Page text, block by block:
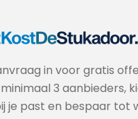
in voor gratis
3 aanbieders,
je past en bespaar tot